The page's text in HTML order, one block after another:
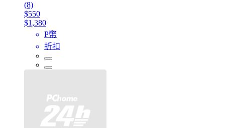
(8)
$550
$1,380
P幣
折扣